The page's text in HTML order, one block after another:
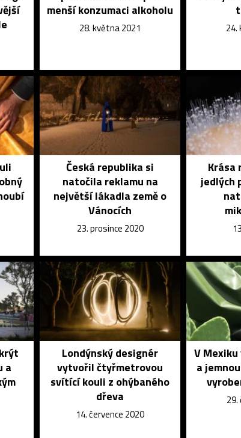
menší konzumaci alkoholu
28. května 2021 24.
Česká republika si
natočila reklamu na
největší lákadla země o
Vánocích
23. prosince 2020
Krása
jedlých
a
Londýnský designér
vytvořil čtyřmetrovou
svítící kouli z ohýbaného
dřeva
14. července 2020
V
a